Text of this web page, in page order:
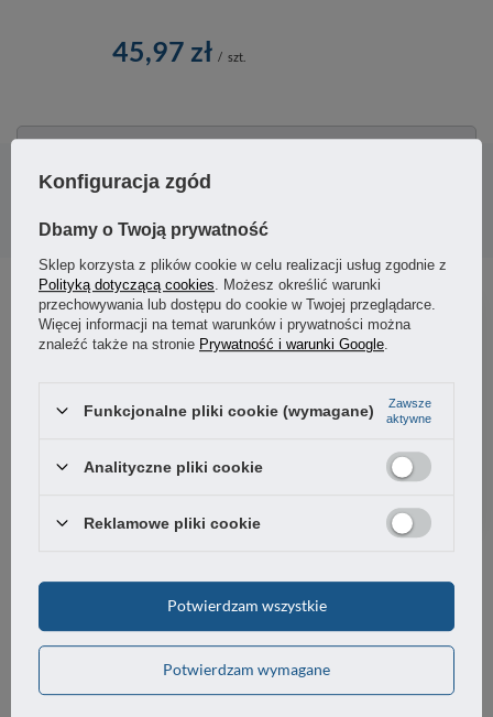
45,97 zł / szt.
Zadaj pytanie a my odpowiemy niezwłocznie,
najciekawsze pytania i odpowiedzi publikując
3opinii klientów
5
3
Jak zbieramy opinie?
Opinie klientów
Konfiguracja zgód
Dbamy o Twoją prywatność
Sklep korzysta z plików cookie w celu realizacji usług zgodnie z
Polityką dotyczącą cookies . Możesz określić warunki
przechowywania lub dostępu do cookie w Twojej przeglądarce.
Więcej informacji na temat warunków i prywatności można
znaleźć także na stronie Prywatność i warunki Google
Funkcjonalne pliki cookie (wymagane)
Zawsze
aktywne
Analityczne pliki cookie
Reklamowe pliki cookie
Potwierdzam wymagane
Potwierdzam wszystkie